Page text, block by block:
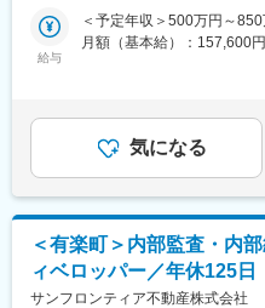
■東建コーポレーションに
貸事業・賃貸管理事業にお
的にも
高い知名度を得ながら事業
家主から入居者まで一貫し
徴であり、お客様に対する
す。
不安定な景況感の昨今にお
な柱とし今後も事業拡大を
やリスク低減に向けたアド
長を支援します。
・将来的に責任者のポジシ
ります。
店・事業所等）への往査（
・コンプライアンス、リス
確認
・報告・フォローアップ：
給与
＜予定年収＞500万円～
月額（基本給）：157,600
残業手当＞有＜給与補足
職：内部監査員※ 約500
監査員※ 約850万円賃金は
通じて上下する可能性があ
表記です。
気になる
＜有楽町＞内部監査・内
ィベロッパー／年休125日
サンフロンティア不動産株式会社